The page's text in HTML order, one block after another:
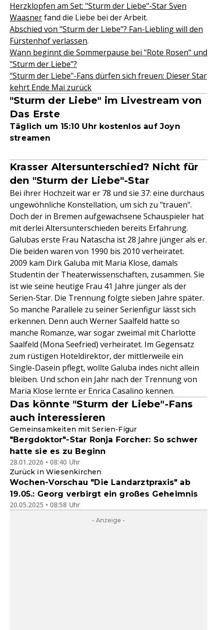
Herzklopfen am Set: "Sturm der Liebe"-Star Sven
Waasnerfand die Liebe bei der Arbeit.
Abschied von "Sturm der Liebe"? Fan-Liebling will den
Fürstenhof verlassen.
Wann beginnt die Sommerpause bei "Rote Rosen" und
"Sturm der Liebe"?
"Sturm der Liebe"-Fans dürfen sich freuen: Dieser Star
kehrt Ende Mai zurück
"Sturm der Liebe" im Livestream von
Das Erste
Täglich um 15:10 Uhr kostenlos auf Joyn
streamen
Krasser Altersunterschied? Nicht für
den "Sturm der Liebe"-Star
Bei ihrer Hochzeit war er 78 und sie 37: eine durchaus
ungewöhnliche Konstellation, um sich zu "trauen".
Doch der in Bremen aufgewachsene Schauspieler hat
mit derlei Altersunterschieden bereits Erfahrung.
Galubas erste Frau Natascha ist 28 Jahre jünger als er.
Die beiden waren von 1990 bis 2010 verheiratet.
2009 kam Dirk Galuba mit Maria Klose, damals
Studentin der Theaterwissenschaften, zusammen. Sie
ist wie seine heutige Frau 41 Jahre jünger als der
Serien-Star. Die Trennung folgte sieben Jahre später.
So manche Parallele zu seiner Serienfigur lässt sich
erkennen. Denn auch Werner Saalfeld hatte so
manche Romanze, war sogar zweimal mit Charlotte
Saalfeld (Mona Seefried) verheiratet. Im Gegensatz
zum rüstigen Hoteldirektor, der mittlerweile ein
Single-Dasein pflegt, wollte Galuba indes nicht allein
bleiben. Und schon ein Jahr nach der Trennung von
Maria Klose lernte er Enrica Casalino kennen.
Das könnte "Sturm der Liebe"-Fans
auch interessieren
Gemeinsamkeiten mit Serien-Figur
"Bergdoktor"-Star Ronja Forcher: So schwer
hatte sie es zu Beginn
28.01.2026 • 08:40 Uhr
Zurück in Wiesenkirchen
Wochen-Vorschau "Die Landarztpraxis" ab
19.05.: Georg verbirgt ein großes Geheimnis
20.05.2025 • 08:58 Uhr
- Anzeige -